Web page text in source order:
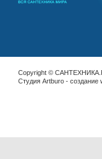
Copyright ©
Студия Artburo - cоздание